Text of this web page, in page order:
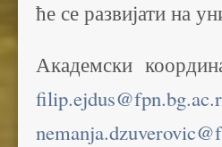
ће се развијати на
Академски